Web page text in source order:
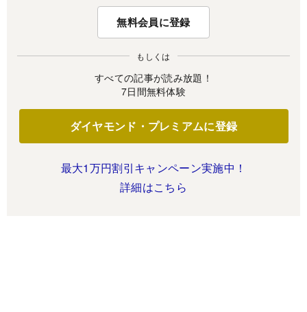
無料会員に登録
もしくは
すべての記事が読み放題！
7日間無料体験
ダイヤモンド・プレミアムに登録
最大1万円割引キャンペーン実施中！
詳細はこちら